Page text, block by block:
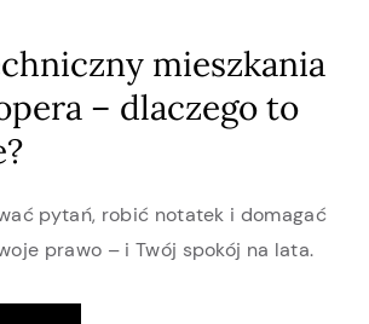
mieszkania
– dlaczego to
pytań, robić notatek i domagać
prawo – i Twój spokój na lata.